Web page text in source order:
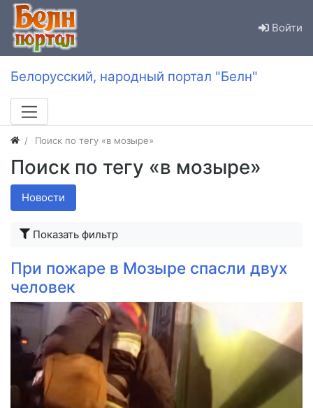
Войти
Белорусский, народный портал "Белн"
Поиск по тегу «в мозыре»
Поиск по тегу «в мозыре»
Новости
Показать фильтр
При пожаре в Мозыре спасли двух
человек